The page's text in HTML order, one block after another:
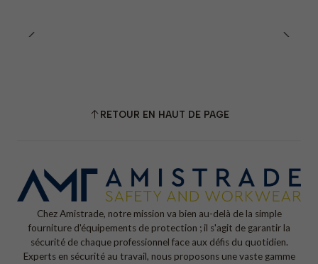
RETOUR EN HAUT DE PAGE
Chez Amistrade, notre mission va bien au-delà de la simple
fourniture d'équipements de protection ; il s'agit de garantir la
sécurité de chaque professionnel face aux défis du quotidien.
Experts en sécurité au travail, nous proposons une vaste gamme